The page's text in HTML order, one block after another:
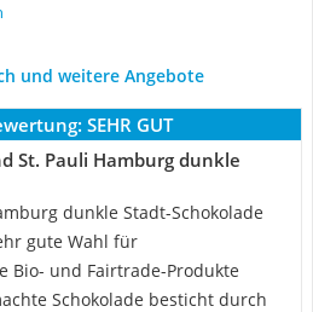
und weitere Angebote
SEHR GUT
St. Pauli Hamburg dunkle
dunkle Stadt-Schokolade
gute Wahl für
Bio- und Fairtrade-Produkte
Schokolade besticht durch